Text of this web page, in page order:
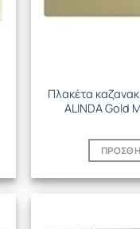
Πλακέτα
ALINDA Gold